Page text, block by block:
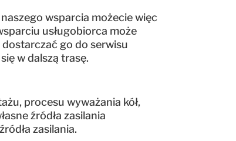
wsparcia możecie więc
usługobiorca może
go do serwisu
w dalszą trasę.
procesu wyważania kół,
źródła zasilania
zasilania.